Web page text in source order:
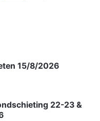
15/8/2026
22-23 &